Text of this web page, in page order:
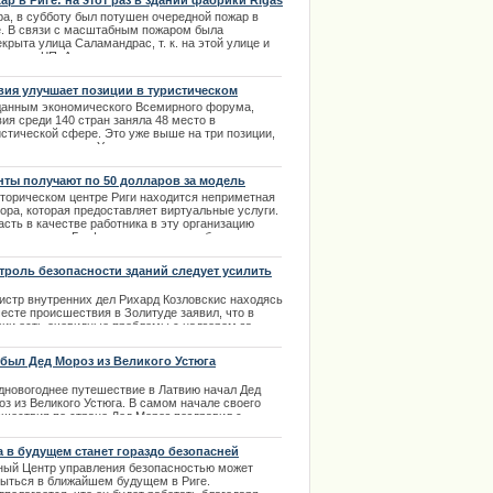
в субботу был потушен очередной пожар в
В связи с масштабным пожаром была
улица Саламандрас, т. к. на этой улице и
ЧП. А именно, горело здание,
улучшает позиции в туристическом
экономического Всемирного форума,
среди 140 стран заняла 48 место в
сфере. Это уже выше на три позиции,
в прошлые года. Учитывая, что такие
получают по 50 долларов за модель
центре Риги находится неприметная
которая предоставляет виртуальные услуги.
в качестве работника в эту организацию
реально. График, по которому работают
поэтому требуются минимальные
английского языка | 06.02.2014
безопасности зданий следует усилить
внутренних дел Рихард Козловскис находясь
происшествия в Золитуде заявил, что в
есть очевидные проблемы с надзором за
что контроль безопасности зданий
на недостаточно высоком уровне.
Дед Мороз из Великого Устюга
путешествие в Латвию начал Дед
из Великого Устюга. В самом начале своего
по стране Дед Мороз поздравил с
больницы в Риге.
в будущем станет гораздо безопасней
Центр управления безопасностью может
в ближайшем будущем в Риге.